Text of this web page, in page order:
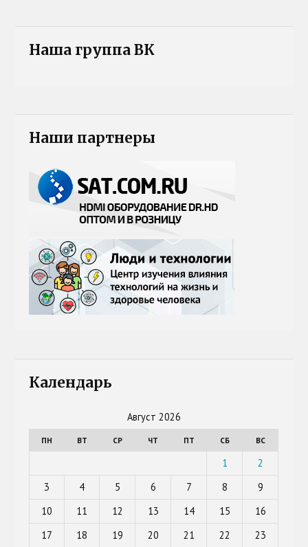
Наша группа ВК
Наши партнеры
Календарь
Август 2026
ПН ВТ СР ЧТ ПТ СБ ВС
1
2
3
4 5 6 7 8
9
10
11 12 13 14 15
16
17
18 19 20 21 22
23